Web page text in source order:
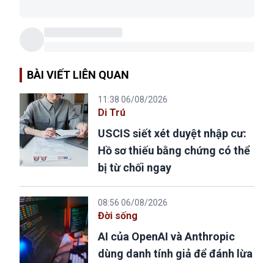
BÀI VIẾT LIÊN QUAN
11:38 06/08/2026
Di Trú
USCIS siết xét duyệt nhập cư:
Hồ sơ thiếu bằng chứng có thể
bị từ chối ngay
08:56 06/08/2026
Đời sống
AI của OpenAI và Anthropic
dùng danh tính giả để đánh lừa